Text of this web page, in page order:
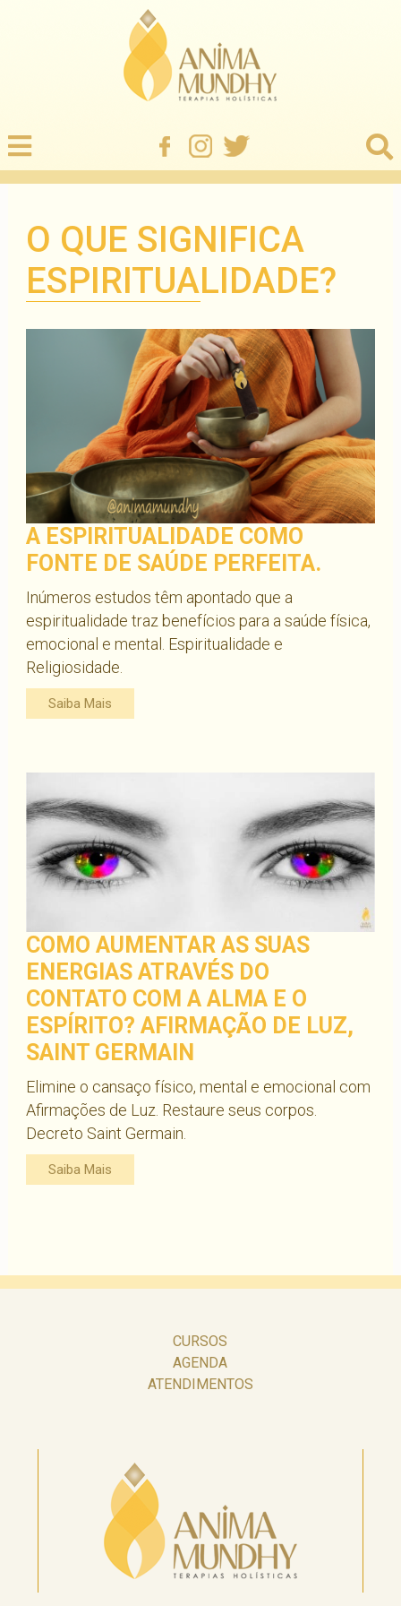
O QUE SIGNIFICA
ESPIRITUALIDADE?
A ESPIRITUALIDADE COMO
FONTE DE SAÚDE PERFEITA.
Inúmeros estudos têm apontado que a
espiritualidade traz benefícios para a saúde física,
emocional e mental. Espiritualidade e
Religiosidade.
Saiba Mais
COMO AUMENTAR AS SUAS
ENERGIAS ATRAVÉS DO
CONTATO COM A ALMA E O
ESPÍRITO? AFIRMAÇÃO DE LUZ,
SAINT GERMAIN
Elimine o cansaço físico, mental e emocional com
Afirmações de Luz. Restaure seus corpos.
Decreto Saint Germain.
Saiba Mais
CURSOS
AGENDA
ATENDIMENTOS